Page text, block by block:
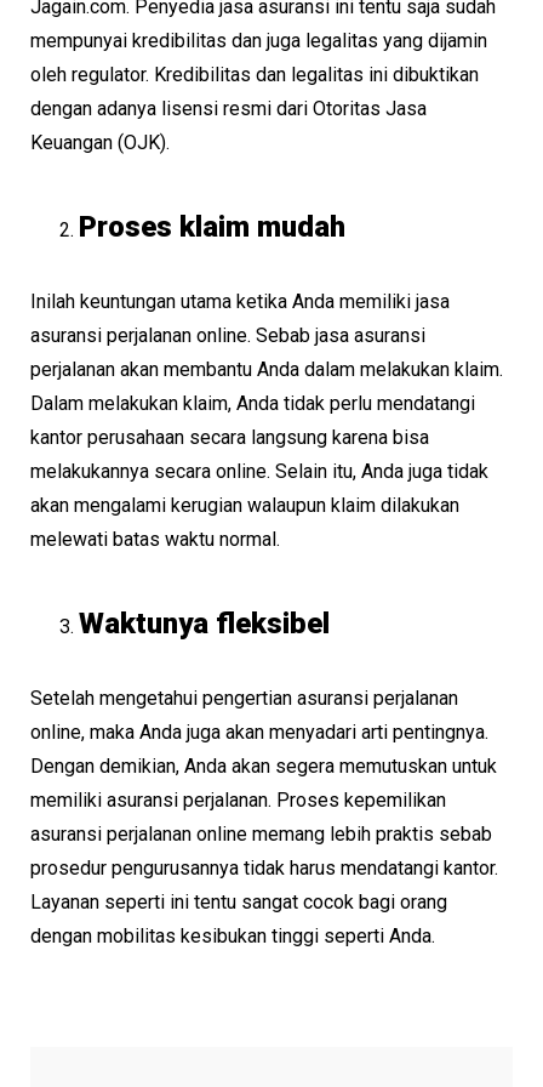
Jagain.com. Penyedia jasa asuransi ini tentu saja sudah
mempunyai kredibilitas dan juga legalitas yang dijamin
oleh regulator. Kredibilitas dan legalitas ini dibuktikan
dengan adanya lisensi resmi dari Otoritas Jasa
Keuangan (OJK).
Proses klaim mudah
Inilah keuntungan utama ketika Anda memiliki jasa
asuransi perjalanan online. Sebab jasa asuransi
perjalanan akan membantu Anda dalam melakukan klaim.
Dalam melakukan klaim, Anda tidak perlu mendatangi
kantor perusahaan secara langsung karena bisa
melakukannya secara online. Selain itu, Anda juga tidak
akan mengalami kerugian walaupun klaim dilakukan
melewati batas waktu normal.
Waktunya fleksibel
Setelah mengetahui pengertian asuransi perjalanan
online, maka Anda juga akan menyadari arti pentingnya.
Dengan demikian, Anda akan segera memutuskan untuk
memiliki asuransi perjalanan. Proses kepemilikan
asuransi perjalanan online memang lebih praktis sebab
prosedur pengurusannya tidak harus mendatangi kantor.
Layanan seperti ini tentu sangat cocok bagi orang
dengan mobilitas kesibukan tinggi seperti Anda.